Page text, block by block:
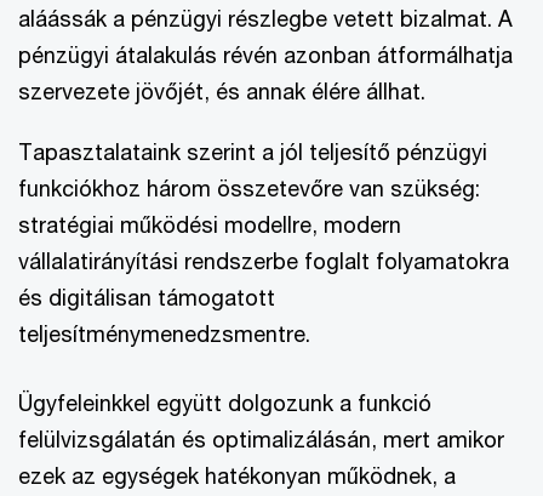
aláássák a pénzügyi részlegbe vetett bizalmat. A
pénzügyi átalakulás révén azonban átformálhatja
szervezete jövőjét, és annak élére állhat.
Tapasztalataink szerint a jól teljesítő pénzügyi
funkciókhoz három összetevőre van szükség:
stratégiai működési modellre, modern
vállalatirányítási rendszerbe foglalt folyamatokra
és digitálisan támogatott
teljesítménymenedzsmentre.
Ügyfeleinkkel együtt dolgozunk a funkció
felülvizsgálatán és optimalizálásán, mert amikor
ezek az egységek hatékonyan működnek, a